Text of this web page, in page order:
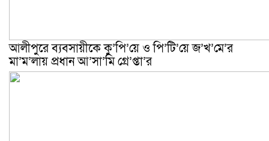
আলীপুরে ব্যবসায়ীকে কু’পি’য়ে ও পি’টি’য়ে জ’খ’মে’র
মা’ম’লায় প্রধান আ’সা’মি গ্রে’প্তা’র